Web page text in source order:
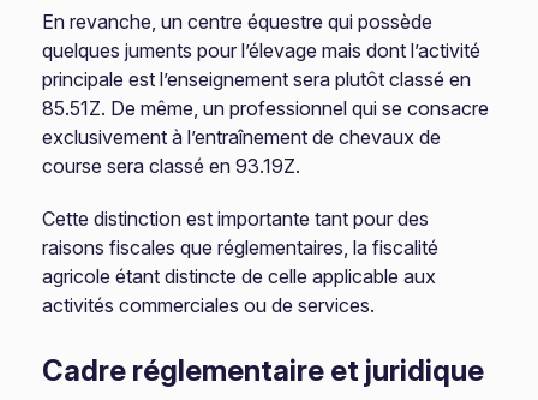
En revanche, un centre équestre qui possède
quelques juments pour l’élevage mais dont l’activité
principale est l’enseignement sera plutôt classé en
85.51Z. De même, un professionnel qui se consacre
exclusivement à l’entraînement de chevaux de
course sera classé en 93.19Z.
Cette distinction est importante tant pour des
raisons fiscales que réglementaires, la fiscalité
agricole étant distincte de celle applicable aux
activités commerciales ou de services.
Cadre réglementaire et juridique